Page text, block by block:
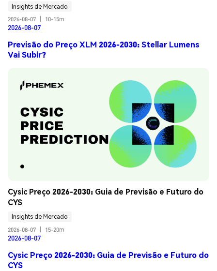
Insights de Mercado
2026-08-07
10-15m
2026-08-07
Previsão do Preço XLM 2026-2030: Stellar Lumens
Vai Subir?
Cysic Preço 2026-2030: Guia de Previsão e Futuro do
CYS
Insights de Mercado
2026-08-07
15-20m
2026-08-07
Cysic Preço 2026-2030: Guia de Previsão e Futuro do
CYS